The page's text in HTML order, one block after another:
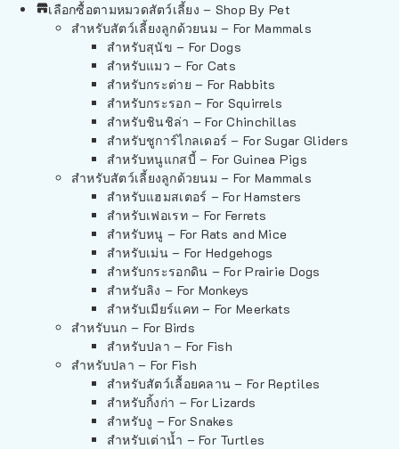
เลือกซื้อตามหมวดสัตว์เลี้ยง – Shop By Pet
สำหรับสัตว์เลี้ยงลูกด้วยนม – For Mammals
สำหรับสุนัข – For Dogs
สำหรับแมว – For Cats
สำหรับกระต่าย – For Rabbits
สำหรับกระรอก – For Squirrels
สำหรับชินชิล่า – For Chinchillas
สำหรับชูการ์ไกลเดอร์ – For Sugar Gliders
สำหรับหนูแกสบี้ – For Guinea Pigs
สำหรับสัตว์เลี้ยงลูกด้วยนม – For Mammals
สำหรับแฮมสเตอร์ – For Hamsters
สำหรับเฟอเรท – For Ferrets
สำหรับหนู – For Rats and Mice
สำหรับเม่น – For Hedgehogs
สำหรับกระรอกดิน – For Prairie Dogs
สำหรับลิง – For Monkeys
สำหรับเมียร์แคท – For Meerkats
สำหรับนก – For Birds
สำหรับปลา – For Fish
สำหรับปลา – For Fish
สำหรับสัตว์เลื้อยคลาน – For Reptiles
สำหรับกิ้งก่า – For Lizards
สำหรับงู – For Snakes
สำหรับเต่าน้ำ – For Turtles